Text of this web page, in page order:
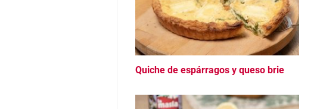
Quiche de espárragos y queso brie